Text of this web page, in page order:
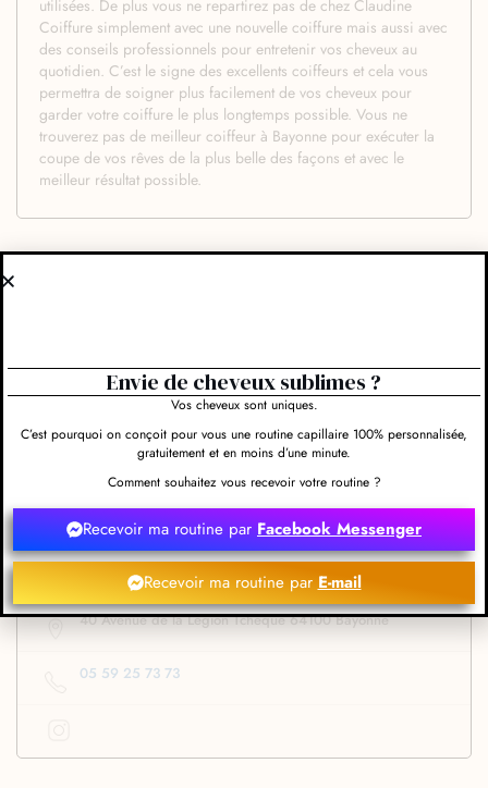
utilisées. De plus vous ne repartirez pas de chez Claudine
Coiffure simplement avec une nouvelle coiffure mais aussi avec
des conseils professionnels pour entretenir vos cheveux au
quotidien. C’est le signe des excellents coiffeurs et cela vous
permettra de soigner plus facilement de vos cheveux pour
garder votre coiffure le plus longtemps possible. Vous ne
trouverez pas de meilleur coiffeur à Bayonne pour exécuter la
coupe de vos rêves de la plus belle des façons et avec le
meilleur résultat possible.
40 Avenue de la Légion Tchèque 64100 Bayonne
05 59 25 73 73
Envie de cheveux sublimes ?
Vos cheveux sont uniques.
C’est pourquoi on conçoit pour vous une routine capillaire 100% personnalisée,
gratuitement et en moins d’une minute.
Comment souhaitez vous recevoir votre routine ?
Recevoir ma routine parFacebook Messenger
Recevoir ma routine par E-mail